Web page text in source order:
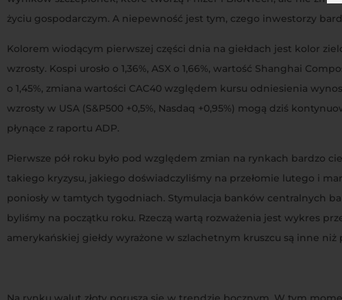
życiu gospodarczym. A niepewność jest tym, czego inwestorzy
Kolorem wiodącym pierwszej części dnia na giełdach jest kolor
wzrosty. Kospi urosło o 1,36%, ASX o 1,66%, wartość Shanghai
o 1,45%, zmiana wartości CAC40 względem kursu odniesienia
wzrosty w USA (S&P500 +0,5%, Nasdaq +0,95%) mogą dziś
płynące z raportu ADP.
Pierwsze pół roku było pod względem zmian na rynkach bardzo
takiego kryzysu, jakiego doświadczyliśmy na przełomie lutego i
poniosły w tamtych tygodniach. Stymulacja banków centralnych
byliśmy na początku roku. Rzeczą wartą rozważenia jest wykres
amerykańskiej giełdy wyrażone w szlachetnym kruszcu są inne niż